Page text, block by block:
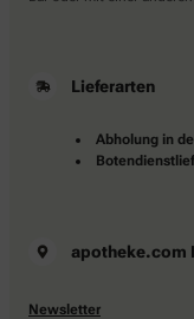
Lieferarten
Abholung in
apotheke.com
Newsletter